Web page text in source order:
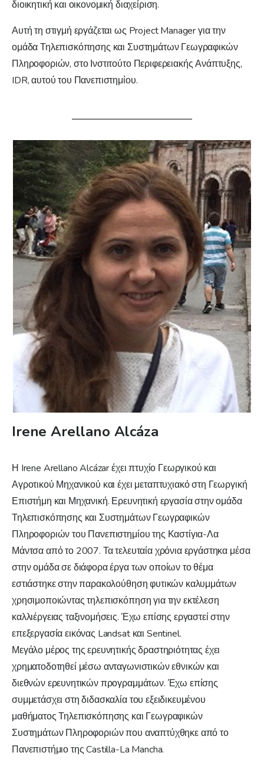
διοικητική και οικονομική διαχείριση.
Αυτή τη στιγμή εργάζεται ως Project Manager για την
ομάδα Τηλεπισκόπησης και Συστημάτων Γεωγραφικών
Πληροφοριών, στο Ινστιτούτο Περιφερειακής Ανάπτυξης,
IDR, αυτού του Πανεπιστημίου.
Irene Arellano Alcáza
Η Irene Arellano Alcázar έχει πτυχίο Γεωργικού και
Αγροτικού Μηχανικού και έχει μεταπτυχιακό στη Γεωργική
Επιστήμη και Μηχανική. Ερευνητική εργασία στην ομάδα
Τηλεπισκόπησης και Συστημάτων Γεωγραφικών
Πληροφοριών του Πανεπιστημίου της Καστίγια-Λα
Μάντσα από το 2007. Τα τελευταία χρόνια εργάστηκα μέσα
στην ομάδα σε διάφορα έργα των οποίων το θέμα
εστιάστηκε στην παρακολούθηση φυτικών καλυμμάτων
χρησιμοποιώντας τηλεπισκόπηση για την εκτέλεση
καλλιέργειας ταξινομήσεις. Έχω επίσης εργαστεί στην
επεξεργασία εικόνας Landsat και Sentinel.
Μεγάλο μέρος της ερευνητικής δραστηριότητας έχει
χρηματοδοτηθεί μέσω ανταγωνιστικών εθνικών και
διεθνών ερευνητικών προγραμμάτων. Έχω επίσης
συμμετάσχει στη διδασκαλία του εξειδικευμένου
μαθήματος Τηλεπισκόπησης και Γεωγραφικών
Συστημάτων Πληροφοριών που αναπτύχθηκε από το
Πανεπιστήμιο της Castilla-La Mancha.